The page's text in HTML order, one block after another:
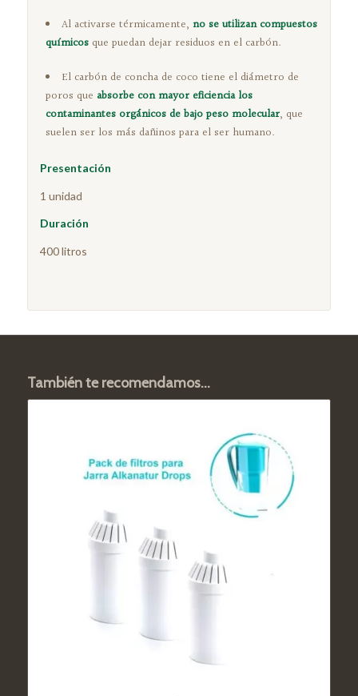
Al activarse térmicamente, no se utilizan compuestos
químicosque puedan dejar residuos en el carbón.
El carbón de concha de coco tiene el diámetro de
poros que absorbe con mayor eficiencia los
contaminantes orgánicos de bajo peso molecular, que
suelen ser los más dañinos para el ser humano.
Presentación
1 unidad
Duración
400 litros
También te recomendamos…